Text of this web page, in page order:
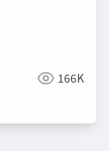
166K